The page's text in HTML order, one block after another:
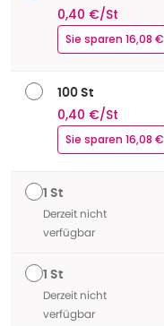
0,40 €/St
Sie sparen 16,08 €
100 St
0,40 €/St
Sie sparen 16,08 €
1 St
Derzeit nicht
verfügbar
1 St
Derzeit nicht
verfügbar